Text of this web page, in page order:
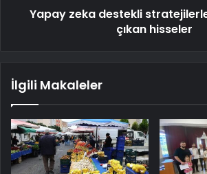
Yapay zeka destekli
çıkan hisseler
İlgili Makaleler